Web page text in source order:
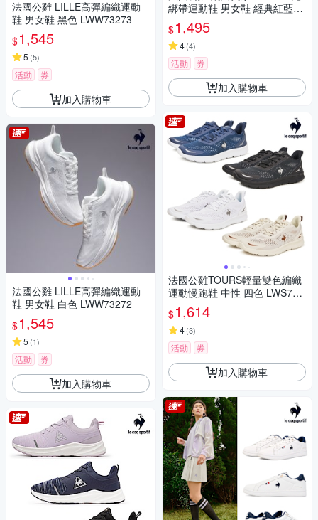
法國公雞 LILLE高彈編織運動
鞋 男女鞋 黑色 LWW73273
$1,545
5 (5)
活動 券
加入購物車
法國公雞 LILLE高彈編織運動
鞋 男女鞋 白色 LWW73272
$1,545
5 (1)
活動 券
加入購物車
綁帶運動鞋 男女鞋 經典紅藍白
色 LWW73291
$1,495
4(4)
活動 券
加入購物車
法國公雞TOURS輕量雙色編織
運動慢跑鞋 中性 四色 LWS732
05-208
$1,614
4(3)
活動 券
加入購物車